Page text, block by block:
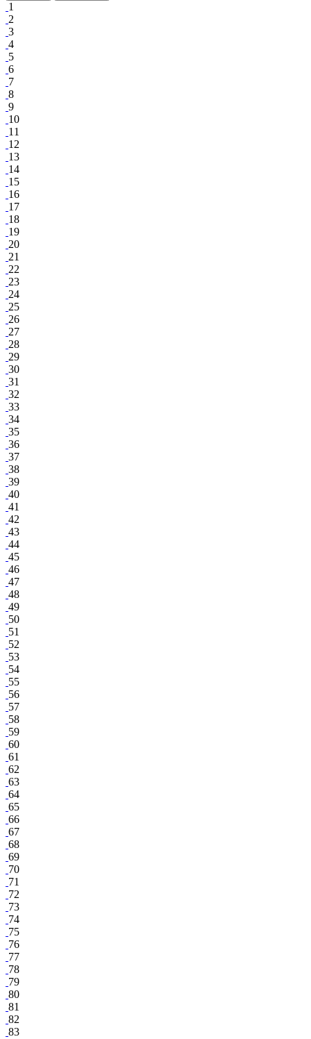
1
2
3
4
5
6
7
8
9
10
11
12
13
14
15
16
17
18
19
20
21
22
23
24
25
26
27
28
29
30
31
32
33
34
35
36
37
38
39
40
41
42
43
44
45
46
47
48
49
50
51
52
53
54
55
56
57
58
59
60
61
62
63
64
65
66
67
68
69
70
71
72
73
74
75
76
77
78
79
80
81
82
83